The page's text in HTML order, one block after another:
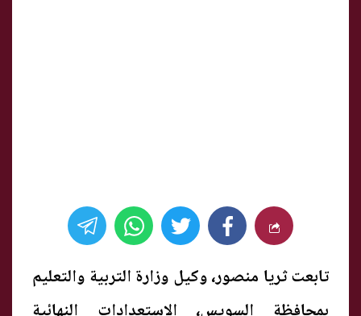
تابعت ثريا منصور، وكيل وزارة التربية والتعليم